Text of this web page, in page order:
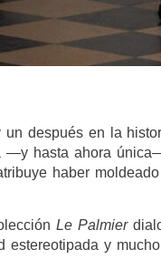
después en la
—y hasta ahora
haber
Le Palmier
estereotipada y